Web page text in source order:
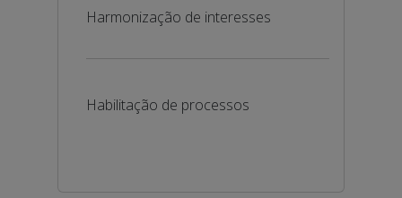
Harmonização de interesses
Habilitação de processos